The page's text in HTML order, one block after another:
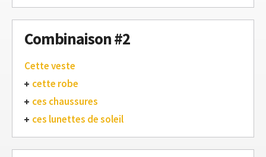
Combinaison #2
Cette veste
cette robe
ces chaussures
ces lunettes de soleil